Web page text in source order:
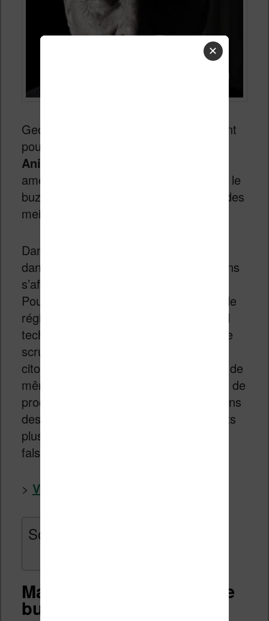
George Orwell est connu principalement
pour deux livres :
Animaux
américaine de Donald Trump,
fait le
buzz et réussi à se hisser au sommet des
meilleures ventes de livres.
Dans
dans un monde où deux grandes nations
s’affrontent dans une guerre sans fin.
Pour contrôler au mieux la population, le
régime politique en place utilise un outil
technique appelé Big Brother chargé de
scruter les faits et gestes de chaque
citoyen. La délation est aussi la norme de
même que la « novlangue » (une sorte de
processus qui consiste à changer le sens
des mots ou inventer de nouveaux mots
plus propres que les anciens) et la
falsification de faits et de l’Histoire.
> Voir 1984 sur Amazon.fr
Sommaire
Mais pourquoi 1984 fait le
buzz ?
✕